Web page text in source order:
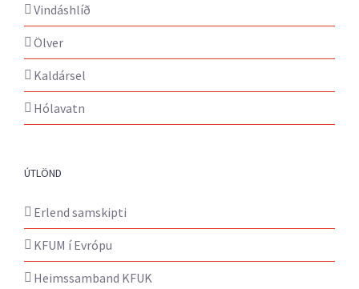
Vindáshlíð
Ölver
Kaldársel
Hólavatn
ÚTLÖND
Erlend samskipti
KFUM í Evrópu
Heimssamband KFUK